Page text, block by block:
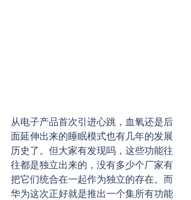
从电子产品首次引进心跳，血氧还是后
面延伸出来的睡眠模式也有几年的发展
历史了。但大家有发现吗，这些功能往
往都是独立出来的，没有多少个厂家有
把它们统合在一起作为独立的存在。而
华为这次正好就是推出一个集所有功能